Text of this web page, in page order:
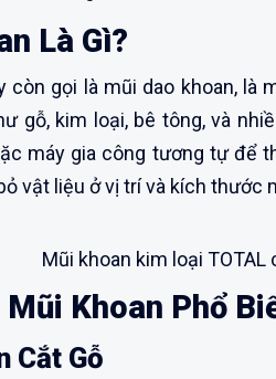
Là Gì?
còn gọi là mũi dao khoan,
gỗ, kim loại, bê tông, và
máy gia công tương tự để
vật liệu ở vị trí và kích thước
Mũi khoan kim loại
Mũi Khoan Phổ
Cắt Gỗ